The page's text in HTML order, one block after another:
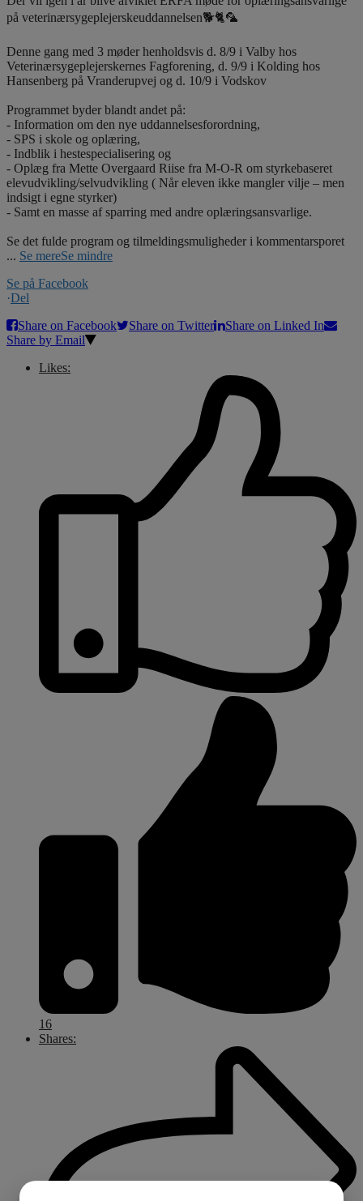
på veterinærsygeplejerskeuddannelsen🐕🐈🦜
Denne gang med 3 møder henholdsvis d. 8/9 i Valby hos
Veterinærsygeplejerskernes Fagforening, d. 9/9 i Kolding hos
Hansenberg på Vranderupvej og d. 10/9 i Vodskov
Programmet byder blandt andet på:
- Information om den nye uddannelsesforordning,
- SPS i skole og oplæring,
- Indblik i hestespecialisering og
- Oplæg fra Mette Overgaard Riise fra M-O-R om styrkebaseret
elevudvikling/selvudvikling ( Når eleven ikke mangler vilje – men
indsigt i egne styrker)
- Samt en masse af sparring med andre oplæringsansvarlige.
Se det fulde program og tilmeldingsmuligheder i kommentarsporet
... Se mereSe mindre
Se på Facebook
·Del
Share on Facebook
Share on Twitter
Share on Linked In
Share by Email
Likes:
16
Shares: